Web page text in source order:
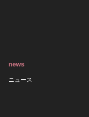
news
ニュース